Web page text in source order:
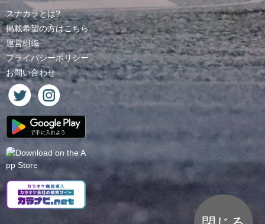
スナカラとは?
掲載希望の方はこちら
運営組織
プライバシーポリシー
お問い合わせ